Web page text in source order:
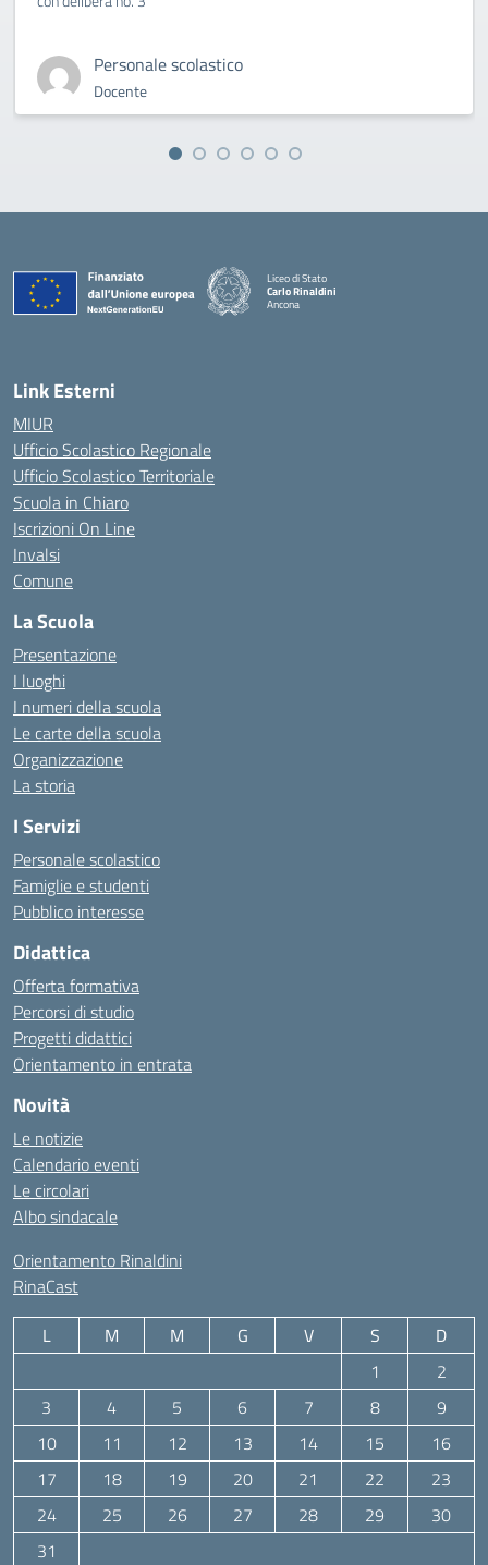
Personale scolastico
Docente
Liceo di Stato
Carlo Rinaldini
Ancona
Link Esterni
MIUR
Ufficio Scolastico Regionale
Ufficio Scolastico Territoriale
Scuola in Chiaro
Iscrizioni On Line
Invalsi
Comune
La Scuola
Presentazione
I luoghi
I numeri della scuola
Le carte della scuola
Organizzazione
La storia
I Servizi
Personale scolastico
Famiglie e studenti
Pubblico interesse
Didattica
Offerta formativa
Percorsi di studio
Progetti didattici
Orientamento in entrata
Novità
Le notizie
Calendario eventi
Le circolari
Albo sindacale
Orientamento Rinaldini
RinaCast
L M M G V S
D
1
2
3
4 5 6 7 8
9
10
11 12 13 14 15
16
17
18 19 20 21 22
23
24
25 26 27 28 29
30
31